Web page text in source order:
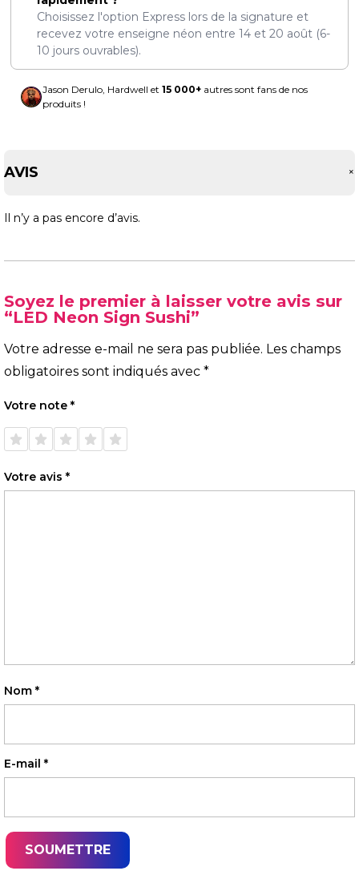
Choisissez l'option Express lors de la signature et
recevez votre enseigne néon entre 14 et 20 août (6-
10 jours ouvrables).
Jason Derulo, Hardwell et 15 000+ autres sont fans de nos
produits !
AVIS +
Il n’y a pas encore d’avis.
Soyez le premier à laisser votre avis sur
“LED Neon Sign Sushi”
Votre adresse e-mail ne sera pas publiée. Les champs
obligatoires sont indiqués avec *
Votre note *
1 étoile
sur 5
2 étoiles
sur 5
3 étoiles
sur 5
4 étoiles
sur 5
5 étoiles
sur 5
Votre avis *
Nom *
E-mail *